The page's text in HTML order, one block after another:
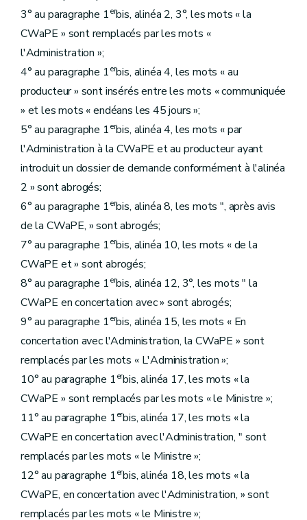
3° au paragraphe 1erbis, alinéa 2, 3°, les mots « la
CWaPE » sont remplacés par les mots «
l'Administration »;
4° au paragraphe 1erbis, alinéa 4, les mots « au
producteur » sont insérés entre les mots « communiquée
» et les mots « endéans les 45 jours »;
5° au paragraphe 1erbis, alinéa 4, les mots « par
l'Administration à la CWaPE et au producteur ayant
introduit un dossier de demande conformément à l'alinéa
2 » sont abrogés;
6° au paragraphe 1erbis, alinéa 8, les mots ", après avis
de la CWaPE, » sont abrogés;
7° au paragraphe 1erbis, alinéa 10, les mots « de la
CWaPE et » sont abrogés;
8° au paragraphe 1erbis, alinéa 12, 3°, les mots " la
CWaPE en concertation avec » sont abrogés;
9° au paragraphe 1erbis, alinéa 15, les mots « En
concertation avec l'Administration, la CWaPE » sont
remplacés par les mots « L'Administration »;
10° au paragraphe 1erbis, alinéa 17, les mots « la
CWaPE » sont remplacés par les mots « le Ministre »;
11° au paragraphe 1erbis, alinéa 17, les mots « la
CWaPE en concertation avec l'Administration, " sont
remplacés par les mots « le Ministre »;
12° au paragraphe 1erbis, alinéa 18, les mots « la
CWaPE, en concertation avec l'Administration, » sont
remplacés par les mots « le Ministre »;